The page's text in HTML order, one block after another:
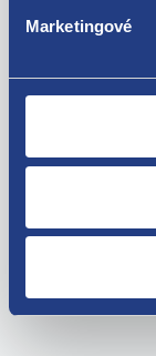
Marketingové